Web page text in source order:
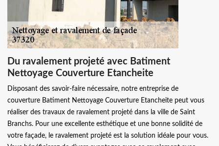
Du ravalement projeté avec Batiment
Nettoyage Couverture Etancheite
Disposant des savoir-faire nécessaire, notre entreprise de
couverture Batiment Nettoyage Couverture Etancheite peut vous
réaliser des travaux de ravalement projeté dans la ville de Saint
Branchs. Pour une excellente esthétique et une bonne solidité de
votre façade, le ravalement projeté est la solution idéale pour vous.